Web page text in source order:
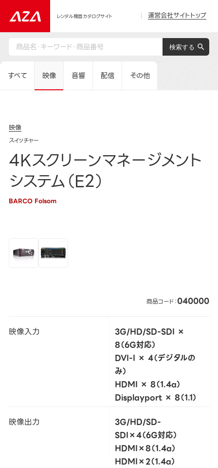
レンタル機器カタログサイト 運営会社サイトトップ
すべて 映像 音響 配信 その他
映像
スイッチャー
4Kスクリーンマネージメント
システム（E2）
BARCO Folsom
商品コード：040000
映像入力
3G/HD/SD-SDI ×
8（6G対応）
DVI-I × 4（デジタルの
み）
HDMI × 8（1.4a）
Displayport × 8（1.1）
映像出力
3G/HD/SD-
SDI×4（6G対応）
HDMI×8（1.4a）
HDMI×2（1.4a）